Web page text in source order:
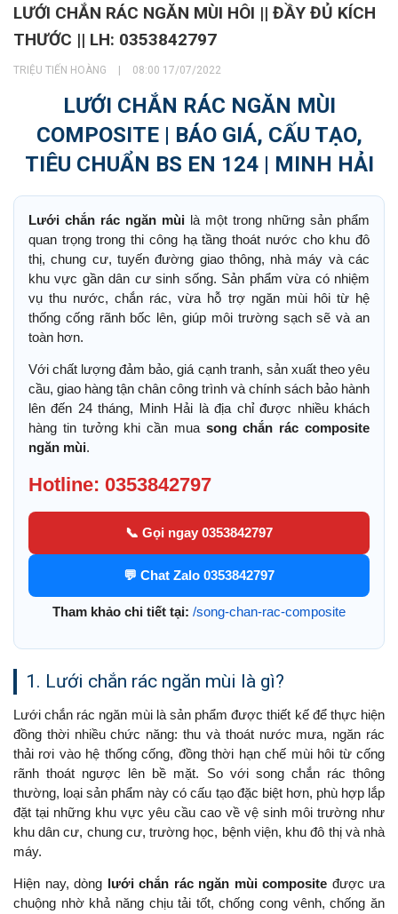
LƯỚI CHẮN RÁC NGĂN MÙI HÔI || ĐẦY ĐỦ KÍCH
THƯỚC || LH: 0353842797
TRIỆU TIẾN HOÀNG 08:00 17/07/2022
LƯỚI CHẮN RÁC NGĂN MÙI
COMPOSITE | BÁO GIÁ, CẤU TẠO,
TIÊU CHUẨN BS EN 124 | MINH HẢI
Lưới chắn rác ngăn mùi là một trong những sản phẩm
quan trọng trong thi công hạ tầng thoát nước cho khu đô
thị, chung cư, tuyến đường giao thông, nhà máy và các
khu vực gần dân cư sinh sống. Sản phẩm vừa có nhiệm
vụ thu nước, chắn rác, vừa hỗ trợ ngăn mùi hôi từ hệ
thống cống rãnh bốc lên, giúp môi trường sạch sẽ và an
toàn hơn.
Với chất lượng đảm bảo, giá cạnh tranh, sản xuất theo yêu
cầu, giao hàng tận chân công trình và chính sách bảo hành
lên đến 24 tháng, Minh Hải là địa chỉ được nhiều khách
hàng tin tưởng khi cần mua song chắn rác composite
ngăn mùi.
Hotline: 0353842797
📞 Gọi ngay 0353842797
💬 Chat Zalo 0353842797
Tham khảo chi tiết tại: /song-chan-rac-composite
1. Lưới chắn rác ngăn mùi là gì?
Lưới chắn rác ngăn mùi là sản phẩm được thiết kế để thực hiện
đồng thời nhiều chức năng: thu và thoát nước mưa, ngăn rác
thải rơi vào hệ thống cống, đồng thời hạn chế mùi hôi từ cống
rãnh thoát ngược lên bề mặt. So với song chắn rác thông
thường, loại sản phẩm này có cấu tạo đặc biệt hơn, phù hợp lắp
đặt tại những khu vực yêu cầu cao về vệ sinh môi trường như
khu dân cư, chung cư, trường học, bệnh viện, khu đô thị và nhà
máy.
Hiện nay, dòng lưới chắn rác ngăn mùi composite được ưa
chuộng nhờ khả năng chịu tải tốt, chống cong vênh, chống ăn